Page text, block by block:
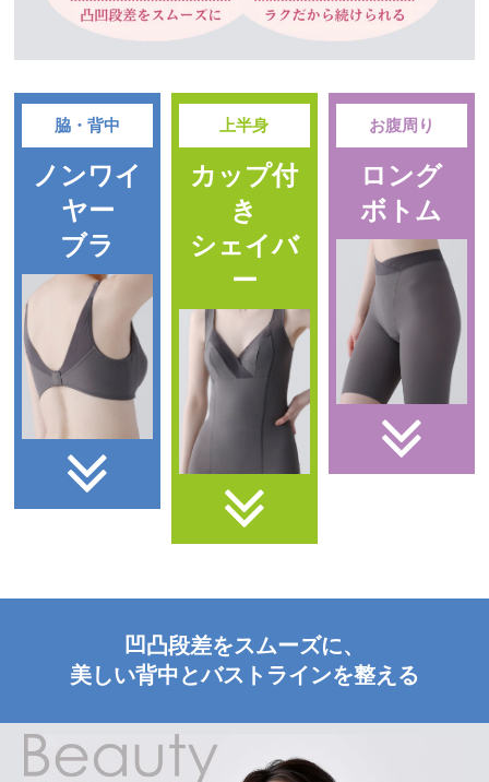
脇・背中
ノンワイ
ヤー
ブラ
上半身
カップ付
き
シェイバ
ー
お腹周り
ロング
ボトム
凹凸段差をスムーズに、
美しい背中とバストラインを整える